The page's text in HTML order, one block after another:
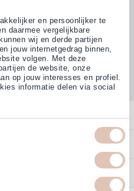
en persoonlijker te
daarmee vergelijkbare
wij en derde partijen
jouw internetgedrag binnen,
volgen. Met deze
de website, onze
op jouw interesses en profiel.
informatie delen via social
ons met
(38.000+)